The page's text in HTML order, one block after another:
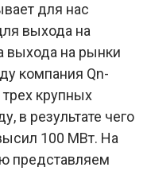
для нас
выхода на
выхода на рынки
компания Qn-
трех крупных
в результате чего
100 МВт. На
представляем